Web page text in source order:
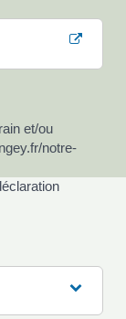
et/ou
notre-